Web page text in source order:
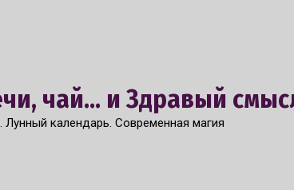
чай... и Здравый
Лунный календарь. Современная магия